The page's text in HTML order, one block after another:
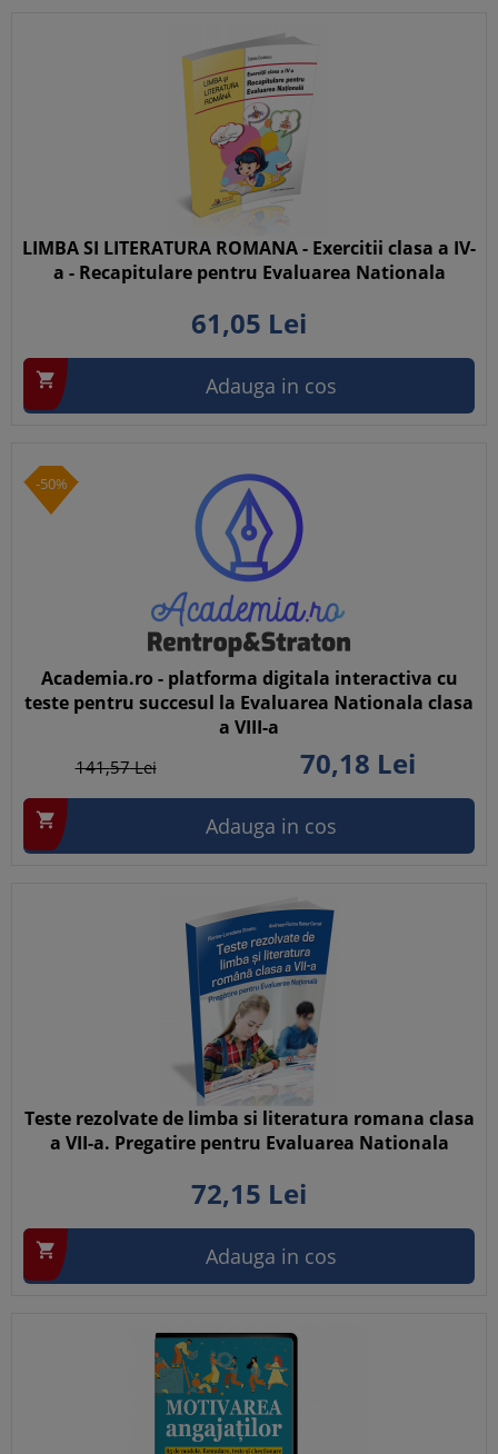
LIMBA SI LITERATURA ROMANA - Exercitii clasa a IV-
a - Recapitulare pentru Evaluarea Nationala
61,05 Lei
 Adauga in cos
-50%
Academia.ro - platforma digitala interactiva cu
teste pentru succesul la Evaluarea Nationala clasa
a VIII-a
141,57Lei 70,18 Lei
 Adauga in cos
Teste rezolvate de limba si literatura romana clasa
a VII-a. Pregatire pentru Evaluarea Nationala
72,15 Lei
 Adauga in cos